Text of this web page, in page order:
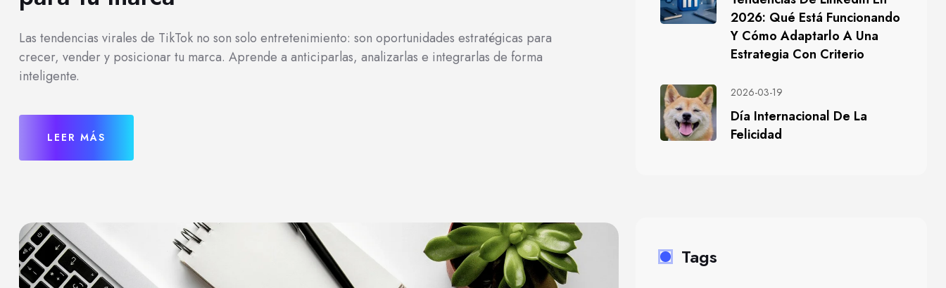
Las tendencias virales de TikTok no son solo entretenimiento: son oportunidades estratégicas para
crecer, vender y posicionar tu marca. Aprende a anticiparlas, analizarlas e integrarlas de forma
inteligente.
LEER MÁS
2026: Qué Está Funcionando
Y Cómo Adaptarlo A Una
Estrategia Con Criterio
2026-03-19
Día Internacional De La
Felicidad
Tags